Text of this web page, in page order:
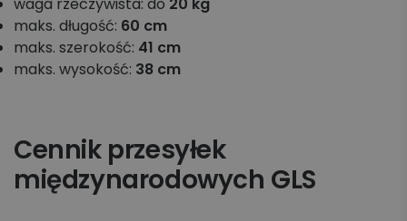
maks. długość: 60 cm
maks. szerokość: 41 cm
maks. wysokość: 38 cm
Cennik przesyłek
międzynarodowych GLS